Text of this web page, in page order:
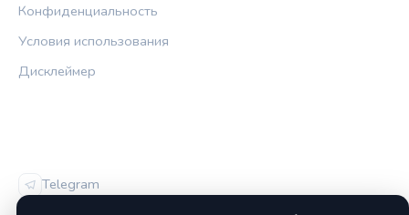
Конфиденциальность
Условия использования
Дисклеймер
Telegram